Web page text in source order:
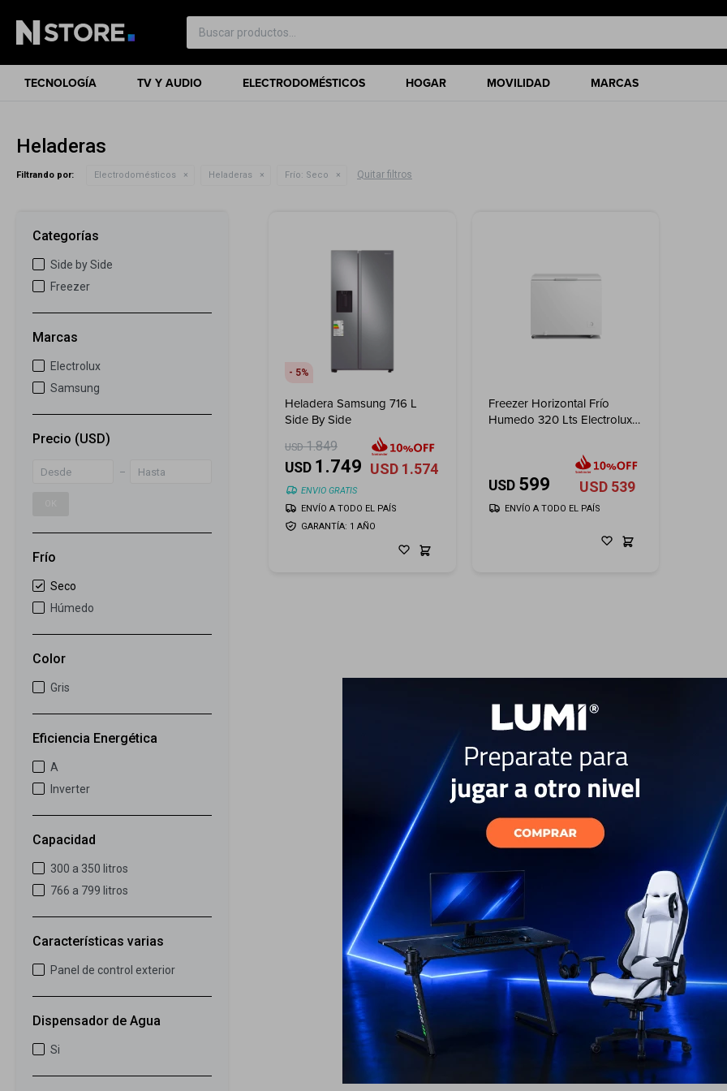
TECNOLOGÍA TV Y AUDIO ELECTRODOMÉSTICOS HOGAR MOVILIDAD MARCAS
Heladeras
Filtrando por: Electrodomésticos Heladeras Frío: Seco Quitar filtros
5
Heladera Samsung 716 L
Side By Side
USD 1.849
USD 1.749 USD 1.574
ENVIO GRATIS
GARANTÍA: 1 AÑO
ENVÍO A TODO EL PAÍS
Freezer Horizontal Frío
Humedo 320 Lts Electrolux
USD 599 USD 539
ENVÍO A TODO EL PAÍS
Categorías
Side by Side
Freezer
Marcas
Electrolux
Samsung
Precio (USD)
Frío
Seco
Húmedo
Color
Gris
Eficiencia Energética
A
Inverter
Capacidad
300 a 350 litros
766 a 799 litros
Características varias
Panel de control exterior
Dispensador de Agua
Si